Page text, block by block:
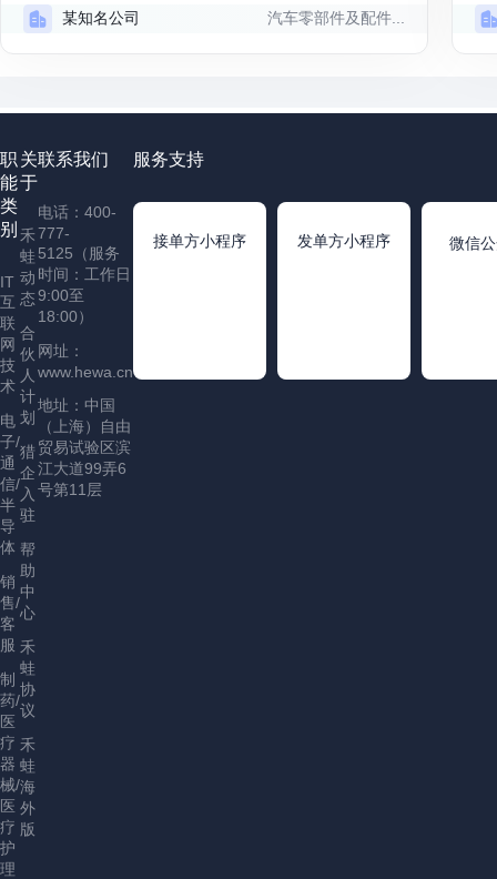
某知名公司 汽车零部件及配件...
职
能
类
别
IT
互
联
网
技
术
电
子/
通
信/
半
导
体
销
售/
客
服
制
药/
医
疗
器
械/
医
疗
护
理
关
于
禾
蛙
动
态
合
伙
人
计
划
猎
企
入
驻
帮
助
中
心
禾
蛙
协
议
禾
蛙
海
外
版
联系我们
电话：400-
777-
5125（服务
时间：工作日
9:00至
18:00）
网址：
www.hewa.cn
地址：中国
（上海）自由
贸易试验区滨
江大道99弄6
号第11层
服务支持
接单方小程序 发单方小程序 微信